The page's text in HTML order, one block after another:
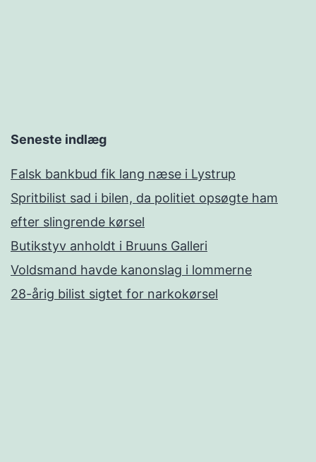
Seneste indlæg
Falsk bankbud fik lang næse i Lystrup
Spritbilist sad i bilen, da politiet opsøgte ham
efter slingrende kørsel
Butikstyv anholdt i Bruuns Galleri
Voldsmand havde kanonslag i lommerne
28-årig bilist sigtet for narkokørsel